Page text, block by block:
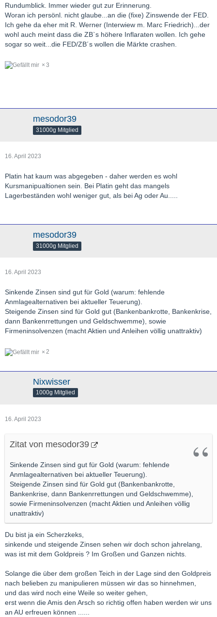
Rundumblick. Immer wieder gut zur Erinnerung.
Woran ich persönl. nicht glaube...an die (fixe) Zinswende der FED.
Ich gehe da eher mit R. Werner (Interwiew m. Marc Friedrich)...der
wohl auch meint dass die ZB`s höhere Inflaraten wollen. Ich gehe
sogar so weit...die FED/ZB´s wollen die Märkte crashen.
3
mesodor39
31000g Mitglied
16. April 2023
Platin hat kaum was abgegeben - daher werden es wohl
Kursmanipualtionen sein. Bei Platin geht das mangels
Lagerbeständen wohl weniger gut, als bei Ag oder Au.....
mesodor39
31000g Mitglied
16. April 2023
Sinkende Zinsen sind gut für Gold (warum: fehlende
Anmlagealternativen bei aktueller Teuerung).
Steigende Zinsen sind für Gold gut (Bankenbankrotte, Bankenkrise,
dann Bankenrrettungen und Geldschwemme), sowie
Firmeninsolvenzen (macht Aktien und Anleihen völlig unattraktiv)
2
Nixwisser
1000g Mitglied
16. April 2023
Zitat von mesodor39
Sinkende Zinsen sind gut für Gold (warum: fehlende
Anmlagealternativen bei aktueller Teuerung).
Steigende Zinsen sind für Gold gut (Bankenbankrotte,
Bankenkrise, dann Bankenrrettungen und Geldschwemme),
sowie Firmeninsolvenzen (macht Aktien und Anleihen völlig
unattraktiv)
Du bist ja ein Scherzkeks,
sinkende und steigende Zinsen sehen wir doch schon jahrelang,
was ist mit dem Goldpreis ? Im Großen und Ganzen nichts.
Solange die über dem großen Teich in der Lage sind den Goldpreis
nach belieben zu manipulieren müssen wir das so hinnehmen,
und das wird noch eine Weile so weiter gehen,
erst wenn die Amis den Arsch so richtig offen haben werden wir uns
an AU erfreuen können ......